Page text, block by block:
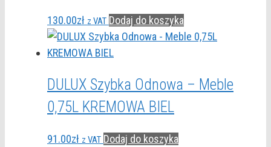
130.00zł z VAT Dodaj do koszyka
DULUX Szybka Odnowa – Meble
0,75L KREMOWA BIEL
91.00zł z VAT Dodaj do koszyka